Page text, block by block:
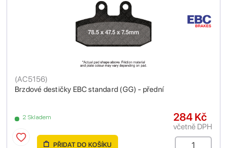
Brzdové destičky EBC standard (GG) - přední
(AC5156)
2 Skladem 284 Kč
včetně DPH
PŘIDAT DO KOŠÍKU